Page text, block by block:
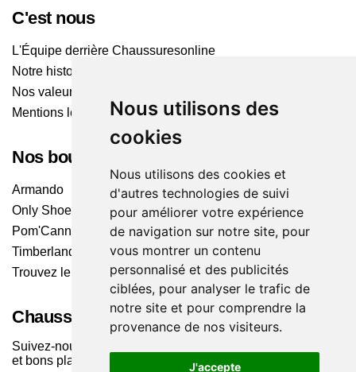
Nous utilisons des
cookies
Nous utilisons des cookies et
d'autres technologies de suivi
pour améliorer votre expérience
de navigation sur notre site, pour
vous montrer un contenu
personnalisé et des publicités
ciblées, pour analyser le trafic de
notre site et pour comprendre la
provenance de nos visiteurs.
J'accepte
C'est nous
L'Équipe derrière Chaussuresonline
Notre histoire
Nos valeurs
Mentions légales
Nos boutiques
Armando
Only Shoes
Pom'Cannelle
Timberland
Trouvez le magasin le plus proche
Chaussuresonline sur les Médias sociaux
Suivez-nous sur les réseaux pour les dernières tendances
et bons plans !